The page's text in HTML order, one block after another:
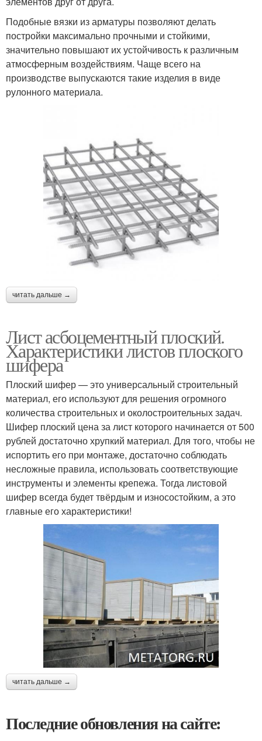
Подобные вязки из арматуры позволяют делать
постройки максимально прочными и стойкими,
значительно повышают их устойчивость к различным
атмосферным воздействиям. Чаще всего на
производстве выпускаются такие изделия в виде
рулонного материала.
читать дальше →
Лист асбоцементный плоский.
Характеристики листов плоского
шифера
Плоский шифер — это универсальный строительный
материал, его используют для решения огромного
количества строительных и околостроительных задач.
Шифер плоский цена за лист которого начинается от 500
рублей достаточно хрупкий материал. Для того, чтобы не
испортить его при монтаже, достаточно соблюдать
несложные правила, использовать соответствующие
инструменты и элементы крепежа. Тогда листовой
шифер всегда будет твёрдым и износостойким, а это
главные его характеристики!
читать дальше →
Последние обновления на сайте: